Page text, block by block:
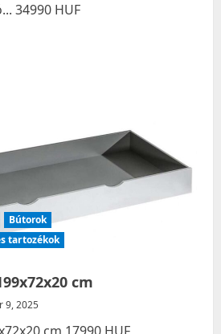
34990 HUF
Bútorok
tartozékok
cm
9, 2025